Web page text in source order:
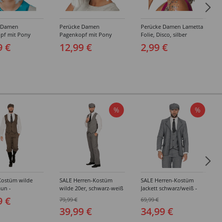
mit Pony
Girl,
silber, weiß
€
Perücke Damen
Pagenkopf mit Pony
glamour Gigi gesträhnt
silber, weiß
12,99 €
Perücke Damen Lametta
Folie, Disco, silber
2,99 €
wilde
-
Größen
€
%
SALE Herren-Kostüm
wilde 20er, schwarz-weiß
- Verschiedene Größen
(48-64)
79,99 €
39,99 €
%
SALE Herren-Kostüm
Jackett schwarz/weiß -
Verschiedene Größen
(48-64)
69,99 €
34,99 €